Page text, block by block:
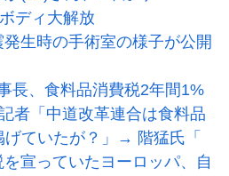
ディ大解放
発生時の手術室の様子が公開
長、食料品消費税2年間1%
者「中道改革連合は食料品
ていたが？」→ 階猛氏「
宣っていたヨーロッパ、自